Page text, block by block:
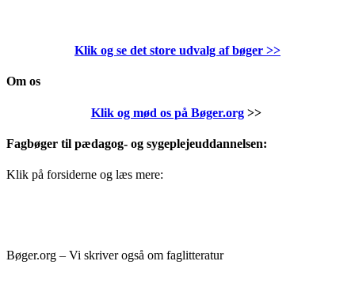
Klik og se det store udvalg af bøger >>
Om os
Klik og mød os på Bøger.org>>
Fagbøger til pædagog- og sygeplejeuddannelsen:
Klik på forsiderne og læs mere:
Bøger.org – Vi skriver også om faglitteratur